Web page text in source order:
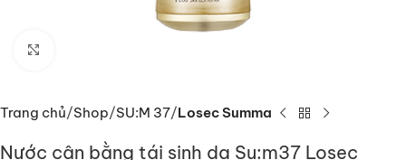
Trang chủ Shop SU:M 37 Losec Summa
Nước cân bằng tái sinh da Su:m37 Losec